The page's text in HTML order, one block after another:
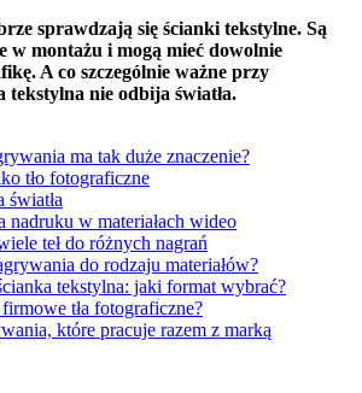
sprawdzają się ścianki tekstylne. Są
w montażu i mogą mieć dowolnie
A co szczególnie ważne przy
nie odbija światła.
ma tak duże znaczenie?
tło fotograficzne
światła
nadruku w materiałach wideo
teł do różnych nagrań
do rodzaju materiałów?
tekstylna: jaki format wybrać?
tła fotograficzne?
które pracuje razem z marką